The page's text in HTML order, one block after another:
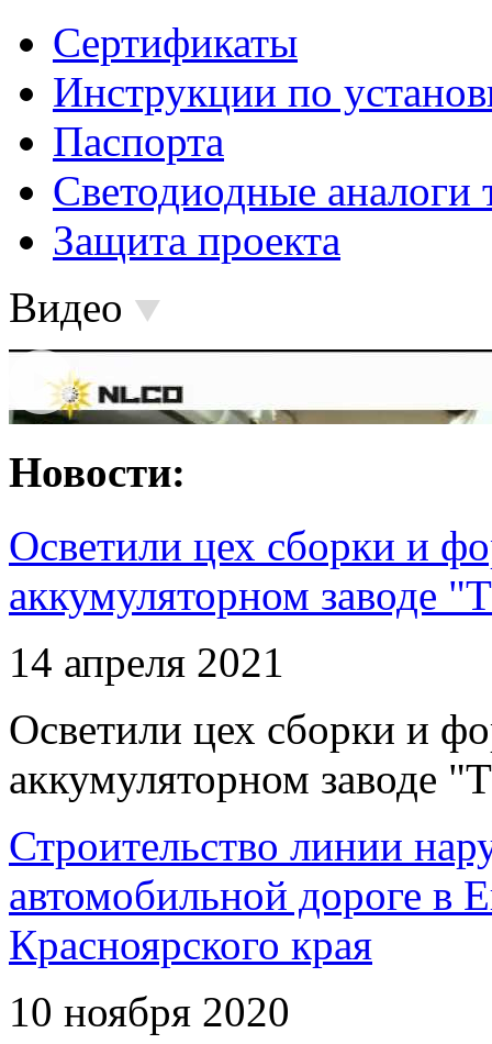
Сертификаты
Инструкции по
Паспорта
Светодиодные аналоги
Защита проекта
Видео
Новости:
Осветили цех сборки и
аккумуляторном заводе
14 апреля 2021
Осветили цех сборки и
аккумуляторном заводе
Строительство линии
автомобильной дороге в
Красноярского края
10 ноября 2020